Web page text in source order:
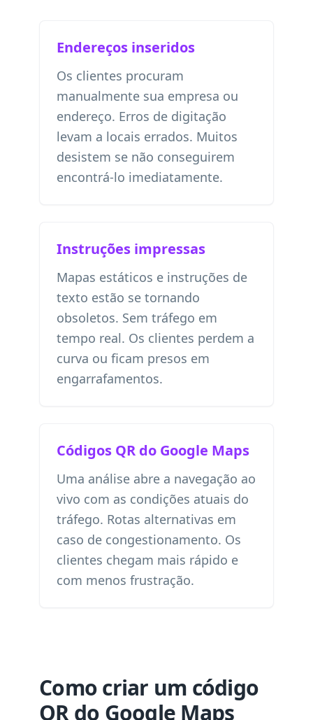
Endereços inseridos
Os clientes procuram
manualmente sua empresa ou
endereço. Erros de digitação
levam a locais errados. Muitos
desistem se não conseguirem
encontrá-lo imediatamente.
Instruções impressas
Mapas estáticos e instruções de
texto estão se tornando
obsoletos. Sem tráfego em
tempo real. Os clientes perdem a
curva ou ficam presos em
engarrafamentos.
Códigos QR do Google Maps
Uma análise abre a navegação ao
vivo com as condições atuais do
tráfego. Rotas alternativas em
caso de congestionamento. Os
clientes chegam mais rápido e
com menos frustração.
Como criar um código
QR do Google Maps